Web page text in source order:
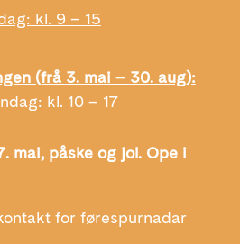
kl. 9 – 15
(frå 3. mai – 30. aug):
kl. 10 – 17
mai, påske og jol. Ope i
for førespurnadar